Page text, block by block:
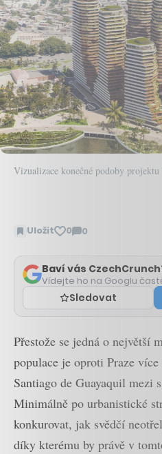
Vizualizace konečné podoby
Uložit 0 0
Zobrazit
Baví vás
Vídejte ho na Googlu
Sledovat
Přestože se jedná o největší
populace je oproti Praze
Santiago de Guayaquil mezi
Minimálně po urbanistické
konkurovat, jak svědčí
díky kterému by právě v